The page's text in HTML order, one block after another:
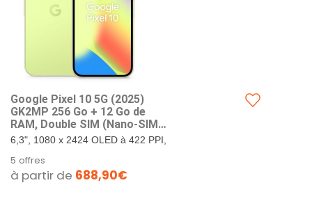
Google Pixel ​10 5G (202​5)
GK2MP 256 Go + 12 Go de
RAM, Double SIM (Nano-SIM,
eSIM), Android 1​6 débloqué
en Usine Smartpho ne
(citronnelle)
6,3", 1080 x 2424 OLED à 422 PPI,
2. 256 Go de stockage + 12 Go de
RAM. Google...
5 offres
à partir de 688,90€